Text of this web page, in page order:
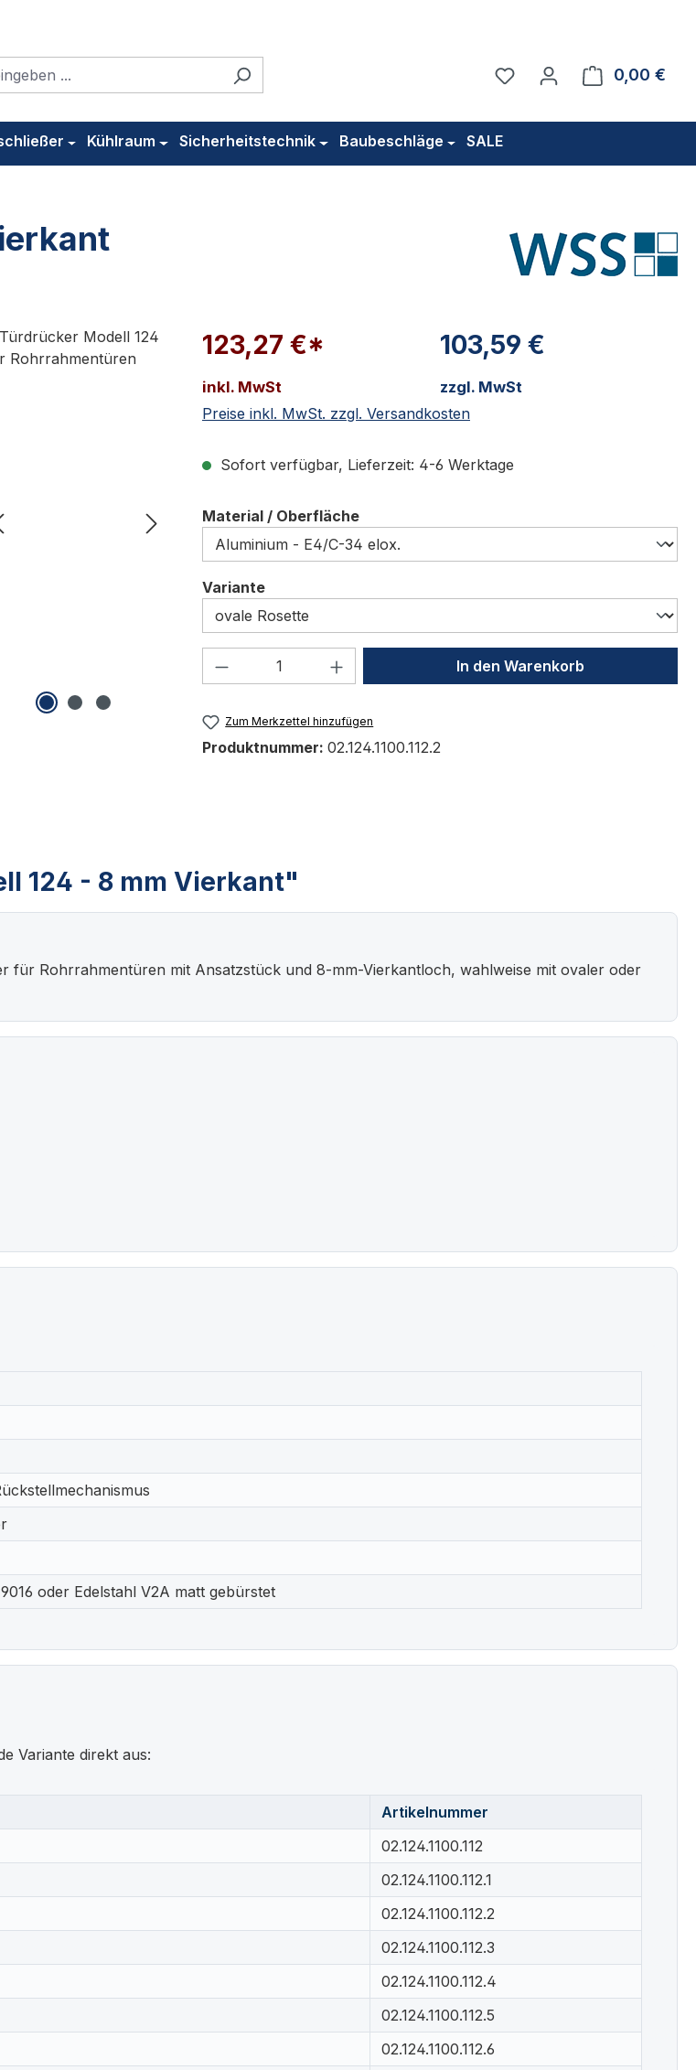
Du hast 0 Produkte auf
0,00 €
Kühlraum Sicherheitstechnik Baubeschläge SALE
123,27 €*
inkl. MwSt
103,59 €
zzgl. MwSt
Preise inkl. MwSt. zzgl. Versandkosten
Sofort verfügbar, Lieferzeit: 4-6 Werktage
Material / Oberflächeauswählen
Varianteauswählen
Produkt Anzahl: Gib den gewünschten Wert
In den Warenkorb
Zum Merkzettel hinzufügen
Produktnummer: 02.124.1100.112.2
124 - 8 mm Vierkant"
für Rohrrahmentüren mit Ansatzstück und 8-mm-Vierkantloch, wahlweise mit ovaler oder
oder Edelstahl V2A matt gebürstet
Variante direkt aus:
Artikelnummer
02.124.1100.112
02.124.1100.112.1
02.124.1100.112.2
02.124.1100.112.3
02.124.1100.112.4
02.124.1100.112.5
02.124.1100.112.6